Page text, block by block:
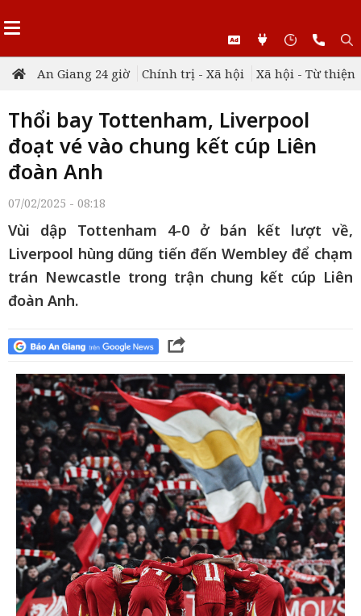
An Giang 24 giờ Chính trị - Xã hội Xã hội - Từ thiện
Thổi bay Tottenham, Liverpool
đoạt vé vào chung kết cúp Liên
đoàn Anh
07/02/2025 - 08:18
Vùi dập Tottenham 4-0 ở bán kết lượt về,
Liverpool hùng dũng tiến đến Wembley để chạm
trán Newcastle trong trận chung kết cúp Liên
đoàn Anh.